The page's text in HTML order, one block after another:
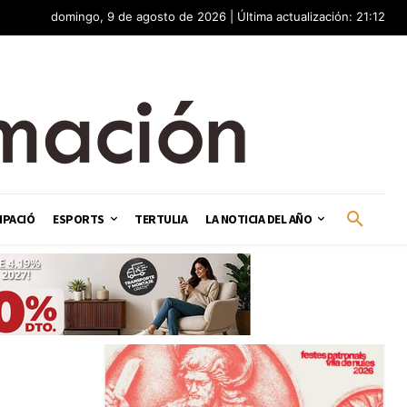
domingo, 9 de agosto de 2026 | Última actualización: 21:12
ESPORTS TERTULIA LA NOTICIA DEL AÑO